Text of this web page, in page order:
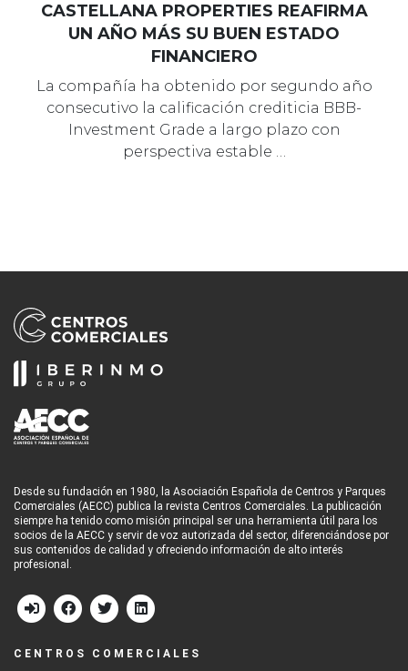
CASTELLANA PROPERTIES REAFIRMA
UN AÑO MÁS SU BUEN ESTADO
FINANCIERO
La compañía ha obtenido por segundo año
consecutivo la calificación crediticia BBB-
Investment Grade a largo plazo con
perspectiva estable …
Desde su fundación en 1980, la Asociación Española de Centros y Parques
Comerciales (AECC) publica la revista Centros Comerciales. La publicación
siempre ha tenido como misión principal ser una herramienta útil para los
socios de la AECC y servir de voz autorizada del sector, diferenciándose por
sus contenidos de calidad y ofreciendo información de alto interés
profesional.
CENTROS COMERCIALES